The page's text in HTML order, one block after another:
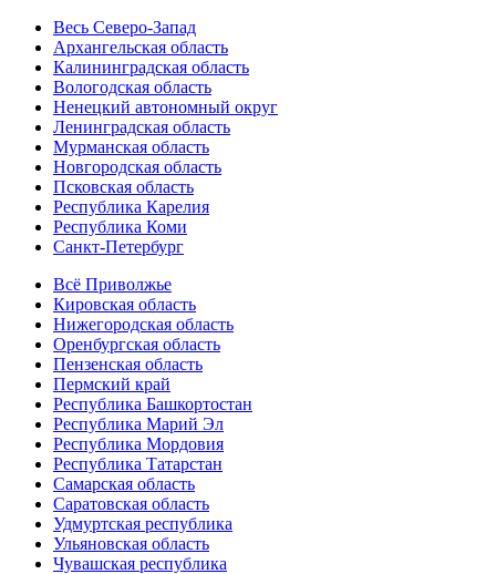
Весь Северо-Запад
Архангельская область
Калининградская область
Вологодская область
Ненецкий автономный округ
Ленинградская область
Мурманская область
Новгородская область
Псковская область
Республика Карелия
Республика Коми
Санкт-Петербург
Всё Приволжье
Кировская область
Нижегородская область
Оренбургская область
Пензенская область
Пермский край
Республика Башкортостан
Республика Марий Эл
Республика Мордовия
Республика Татарстан
Самарская область
Саратовская область
Удмуртская республика
Ульяновская область
Чувашская республика